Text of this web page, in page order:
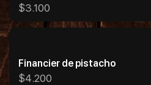
$3.100
Financier de pistacho
$4.200